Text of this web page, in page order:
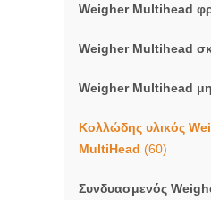
Weigher Multihead
Weigher Multihead
Weigher Multihead
Κολλώδης υλικός
MultiHead (60)
Συνδυασμενός